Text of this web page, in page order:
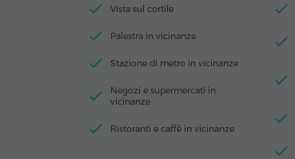
Vista sul cortile
Palestra in vicinanze
Stazione di metro in vicinanze
Negozi e supermercati in
vicinanze
Ristoranti e caffè in vicinanze